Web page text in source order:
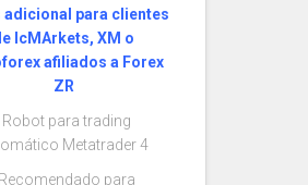
adicional para clientes
IcMArkets, XM o
afiliados a Forex
ZR
Robot para trading
Metatrader 4
Recomendado para